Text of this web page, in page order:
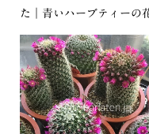
た｜青いハーブティーの